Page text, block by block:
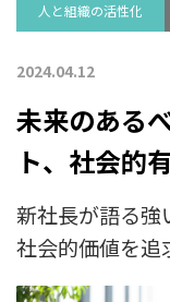
人と組織の活性化
2024.04.12
未来のある
ト、社会的
新社長が語る強
社会的価値を追